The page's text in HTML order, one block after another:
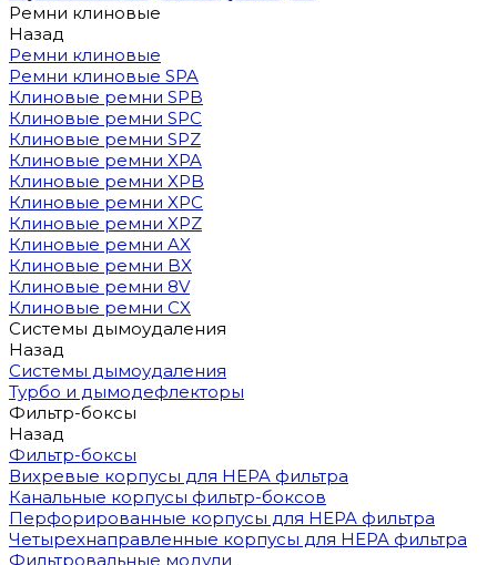
Ремни клиновые
Назад
Ремни клиновые
Ремни клиновые SPA
Клиновые ремни SPB
Клиновые ремни SPC
Клиновые ремни SPZ
Клиновые ремни XPA
Клиновые ремни XPB
Клиновые ремни XPC
Клиновые ремни XPZ
Клиновые ремни AX
Клиновые ремни BX
Клиновые ремни 8V
Клиновые ремни CX
Системы дымоудаления
Назад
Системы дымоудаления
Турбо и дымодефлекторы
Фильтр-боксы
Назад
Фильтр-боксы
Вихревые корпусы для HEPA фильтра
Канальные корпусы фильтр-боксов
Перфорированные корпусы для HEPA фильтра
Четырехнаправленные корпусы для HEPA фильтра
Фильтровальные модули